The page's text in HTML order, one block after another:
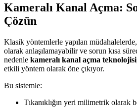
Kameralı Kanal Açma:
Çözün
Klasik yöntemlerle yapılan müdahalelerde,
olarak anlaşılamayabilir ve sorun kısa
nedenle kameralı kanal açma teknolojisi
etkili yöntem olarak öne çıkıyor.
Bu sistemle:
Tıkanıklığın yeri milimetrik olarak